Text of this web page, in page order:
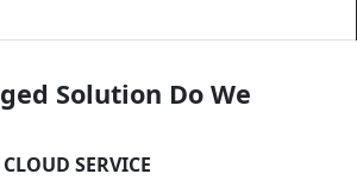
Solution Do We
SERVICE